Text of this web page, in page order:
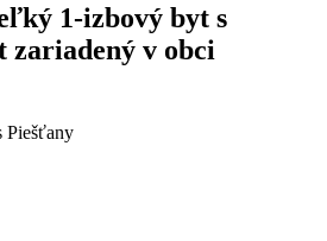
1-izbový byt s
zariadený v obci
Piešťany